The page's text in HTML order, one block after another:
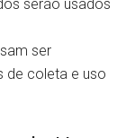
serão usados
ser
de coleta e uso